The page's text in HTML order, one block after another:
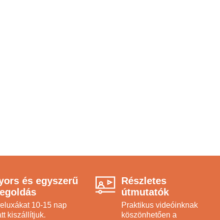
és egyszerű
10-15 nap
kiszállítjuk.
Részletes
útmutatók
Praktikus videóinknak
köszönhetően a